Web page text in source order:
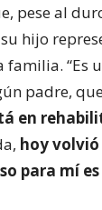
pese al
hijo
“Es
padre,
en
hoy
para mí